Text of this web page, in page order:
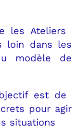
les Ateliers
loin dans les
modèle de
est de
pour agir
situations